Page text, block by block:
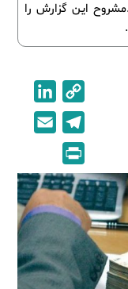
این گزارش را
o
p
y
L
i
k
i
n
e
d
I
e
l
e
g
a
m
i
l
r
i
n
t